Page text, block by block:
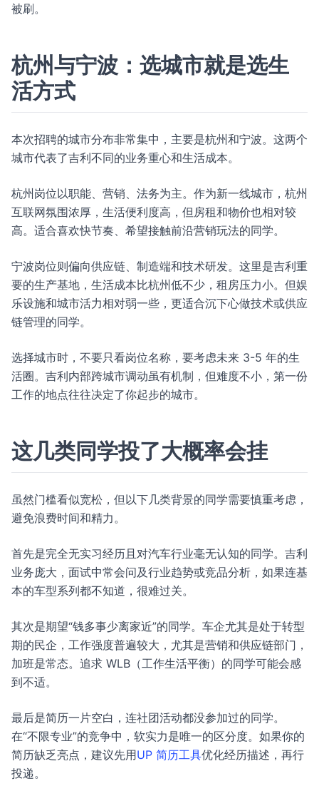
被刷。
杭州与宁波：选城市就是选生
活方式
本次招聘的城市分布非常集中，主要是杭州和宁波。这两个
城市代表了吉利不同的业务重心和生活成本。
杭州岗位以职能、营销、法务为主。作为新一线城市，杭州
互联网氛围浓厚，生活便利度高，但房租和物价也相对较
高。适合喜欢快节奏、希望接触前沿营销玩法的同学。
宁波岗位则偏向供应链、制造端和技术研发。这里是吉利重
要的生产基地，生活成本比杭州低不少，租房压力小。但娱
乐设施和城市活力相对弱一些，更适合沉下心做技术或供应
链管理的同学。
选择城市时，不要只看岗位名称，要考虑未来 3-5 年的生
活圈。吉利内部跨城市调动虽有机制，但难度不小，第一份
工作的地点往往决定了你起步的城市。
这几类同学投了大概率会挂
虽然门槛看似宽松，但以下几类背景的同学需要慎重考虑，
避免浪费时间和精力。
首先是完全无实习经历且对汽车行业毫无认知的同学。吉利
业务庞大，面试中常会问及行业趋势或竞品分析，如果连基
本的车型系列都不知道，很难过关。
其次是期望“钱多事少离家近”的同学。车企尤其是处于转型
期的民企，工作强度普遍较大，尤其是营销和供应链部门，
加班是常态。追求 WLB（工作生活平衡）的同学可能会感
到不适。
最后是简历一片空白，连社团活动都没参加过的同学。
在“不限专业”的竞争中，软实力是唯一的区分度。如果你的
简历缺乏亮点，建议先用UP 简历工具优化经历描述，再行
投递。